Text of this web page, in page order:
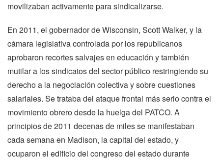
movilizaban activamente para sindicalizarse.
En 2011, el gobernador de Wisconsin, Scott Walker, y la
cámara legislativa controlada por los republicanos
aprobaron recortes salvajes en educación y también
mutilar a los sindicatos del sector público restringiendo su
derecho a la negociación colectiva y sobre cuestiones
salariales. Se trataba del ataque frontal más serio contra el
movimiento obrero desde la huelga del PATCO. A
principios de 2011 decenas de miles se manifestaban
cada semana en Madison, la capital del estado, y
ocuparon el edificio del congreso del estado durante